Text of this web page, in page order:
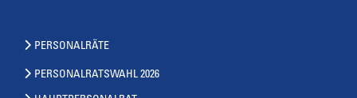
PERSONALRÄTE
PERSONALRATSWAHL 2026